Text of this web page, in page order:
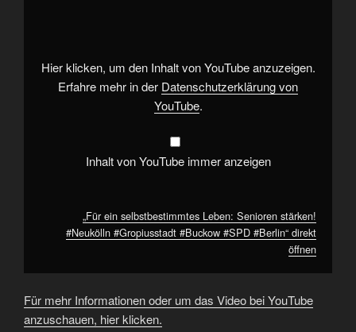
#Gropiusstadt
#Buckow
#Berlin“
Hier klicken, um den Inhalt von YouTube anzuzeigen.
Erfahre mehr in der Datenschutzerklärung von
YouTube.
Inhalt von YouTube immer anzeigen
„Für ein selbstbestimmtes Leben: Senioren stärken!
#Neukölln #Gropiusstadt #Buckow #SPD #Berlin“ direkt
öffnen
Für mehr Informationen oder um das Video bei YouTube
anzuschauen, hier klicken.